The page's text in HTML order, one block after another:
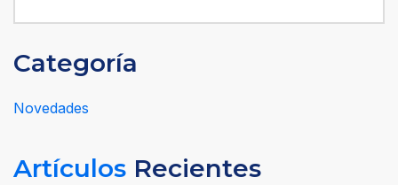
Categoría
Novedades
Artículos Recientes